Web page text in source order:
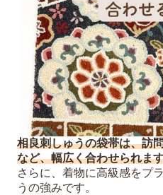
相良刺しゅうの袋帯は、訪
など、幅広く合わせられま
さらに、着物に高級感をプ
うの強みです。